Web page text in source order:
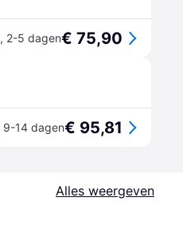
, 2-5 dagen€ 75,90
9-14 dagen€ 95,81
Alles weergeven